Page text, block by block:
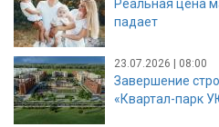
Реальная цена
падает
23.07.2026 | 08:00
Завершение
«Квартал-парк